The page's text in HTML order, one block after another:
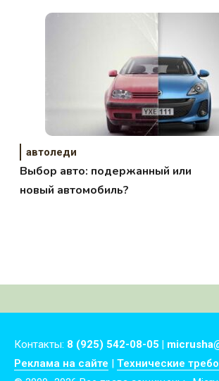
автоледи
Выбор авто: подержанный или
новый автомобиль?
Контакты: 8 (925) 542-08-05 |
Реклама на сайте | Технические